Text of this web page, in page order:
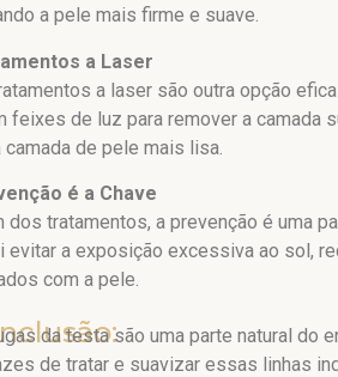
a pele mais firme e suave.
a Laser
a laser são outra opção
feixes de luz para remover a camada
camada de pele mais lisa.
é a Chave
dos tratamentos, a prevenção é uma
evitar a exposição excessiva ao sol,
com a pele.
da testa são uma parte natural do
de tratar e suavizar essas linhas